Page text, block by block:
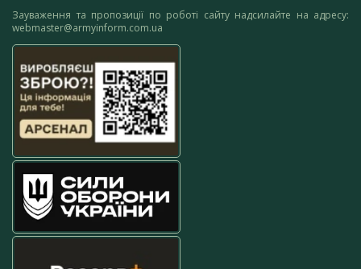
Зауваження та пропозиції по роботі сайту надсилайте на адресу:
webmaster@armyinform.com.ua